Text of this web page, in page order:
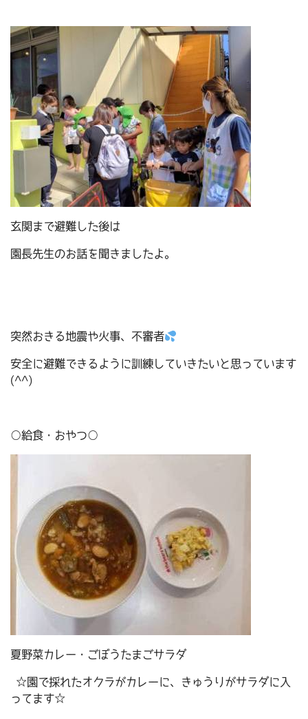
玄関まで避難した後は
園長先生のお話を聞きましたよ。
突然おきる地震や火事、不審者
安全に避難できるように訓練していきたいと思っています
(^^)
○給食・おやつ○
夏野菜カレー・ごぼうたまごサラダ
☆園で採れたオクラがカレーに、きゅうりがサラダに入
ってます☆